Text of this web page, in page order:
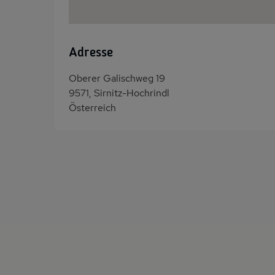
Adresse
Oberer Galischweg 19
9571, Sirnitz-Hochrindl
Österreich